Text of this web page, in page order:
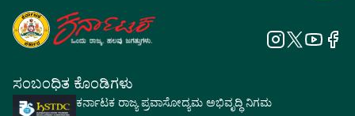
ಸಂಬಂಧಿತ ಕೊಂಡಿಗಳು
ಕರ್ನಾಟಕ ರಾಜ್ಯ ಪ್ರವಾಸೋದ್ಯಮ ಅಭಿವೃದ್ಧಿ ನಿಗಮ